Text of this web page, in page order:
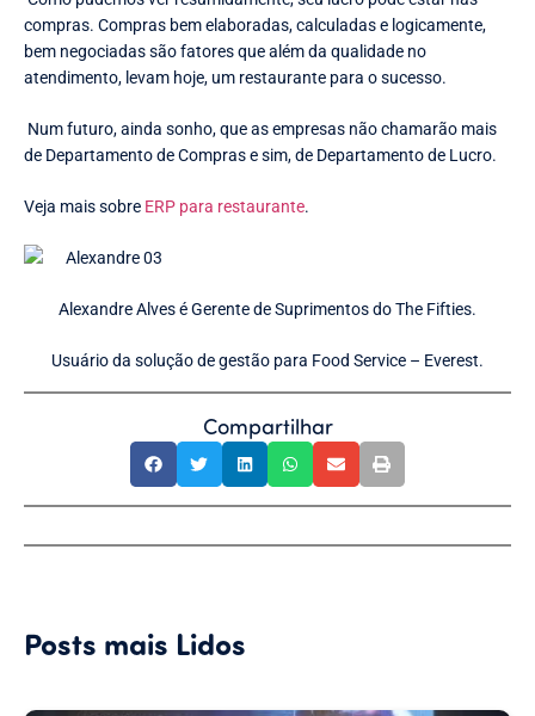
compras. Compras bem elaboradas, calculadas e logicamente,
bem negociadas são fatores que além da qualidade no
atendimento, levam hoje, um restaurante para o sucesso.
Num futuro, ainda sonho, que as empresas não chamarão mais
de Departamento de Compras e sim, de Departamento de Lucro.
Veja mais sobre ERP para restaurante.
Alexandre Alves é Gerente de Suprimentos do The Fifties.
Usuário da solução de gestão para Food Service – Everest.
Compartilhar
Posts mais Lidos